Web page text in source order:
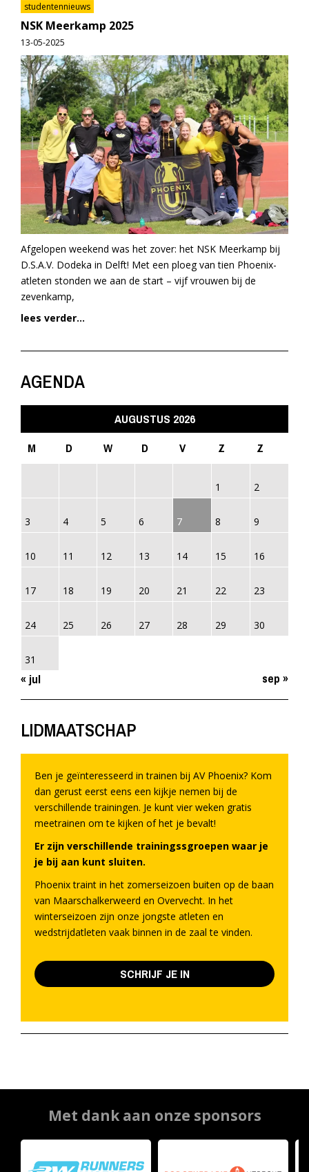
studentennieuws
NSK Meerkamp 2025
13-05-2025
Afgelopen weekend was het zover: het NSK Meerkamp bij
D.S.A.V. Dodeka in Delft! Met een ploeg van tien Phoenix-
atleten stonden we aan de start – vijf vrouwen bij de
zevenkamp,
lees verder...
AGENDA
AUGUSTUS 2026
M
D W D V Z Z
1 2
3 4 5 6 7 8 9
10 11 12 13 14 15 16
17 18 19 20 21 22 23
24 25 26 27 28 29 30
31
« jul sep »
LIDMAATSCHAP
Ben je geïnteresseerd in trainen bij AV Phoenix? Kom
dan gerust eerst eens een kijkje nemen bij de
verschillende trainingen. Je kunt vier weken gratis
meetrainen om te kijken of het je bevalt!
Er zijn verschillende trainingssgroepen waar je
je bij aan kunt sluiten.
Phoenix traint in het zomerseizoen buiten op de baan
van Maarschalkerweerd en Overvecht. In het
winterseizoen zijn onze jongste atleten en
wedstrijdatleten vaak binnen in de zaal te vinden.
SCHRIJF JE IN
Met dank aan onze sponsors